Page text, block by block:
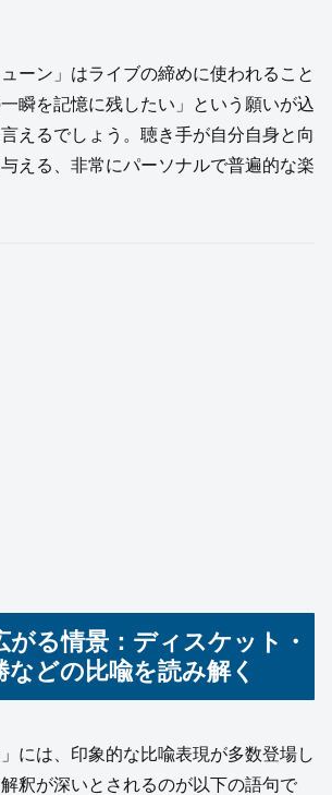
ーン」はライブの締めに使われること
瞬を記憶に残したい」という願いが込
えるでしょう。聴き手が自分自身と向
える、非常にパーソナルで普遍的な楽
がる情景：ディスケット・
などの比喩を読み解く
」には、印象的な比喩表現が多数登場し
釈が深いとされるのが以下の語句で